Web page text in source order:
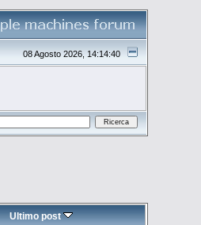
08 Agosto 2026, 14:14:40
Ultimo post